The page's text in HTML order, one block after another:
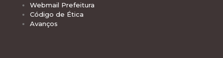
Webmail Prefeitura
Código de Ética
Avanços